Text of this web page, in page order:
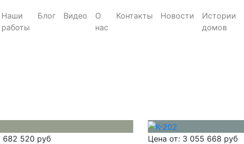
Наши
работы
Блог Видео
О
нас
Контакты Новости
Истории
домов
682 520 руб Цена от: 3 055 668 руб